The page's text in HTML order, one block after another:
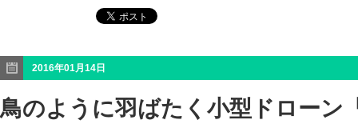
2016年01月14日
鳥のように羽ばたく小型ドロー